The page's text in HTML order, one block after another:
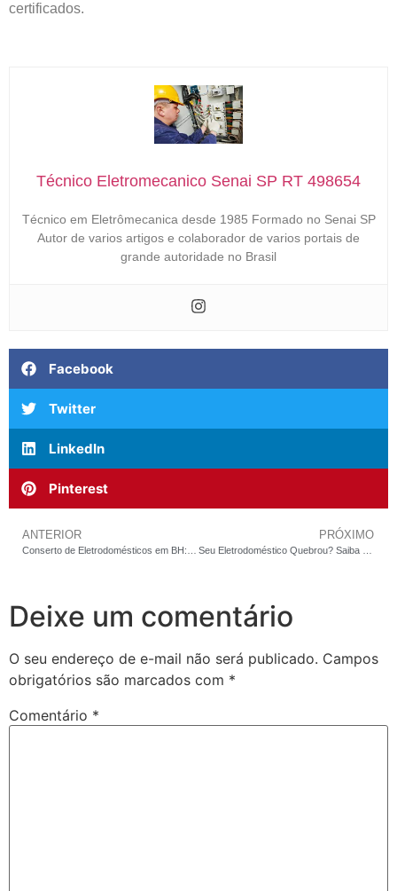
certificados.
Técnico Eletromecanico Senai SP RT 498654
Técnico em Eletrômecanica desde 1985 Formado no Senai SP
Autor de varios artigos e colaborador de varios portais de
grande autoridade no Brasil
Facebook
Twitter
LinkedIn
Pinterest
ANTERIOR
Conserto de Eletrodomésticos em BH: O Erro de R$ 6.000 que Eu Vejo Toda Semana na Bancada
PRÓXIMO
Seu Eletrodoméstico Quebrou? Saiba Exatamente o Que Fazer Antes de Perder Dinheiro em BH e Contagem
Deixe um comentário
O seu endereço de e-mail não será publicado. Campos
obrigatórios são marcados com *
Comentário *